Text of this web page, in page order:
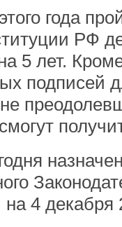
года
РФ
5 лет.
подписей
4 декабря